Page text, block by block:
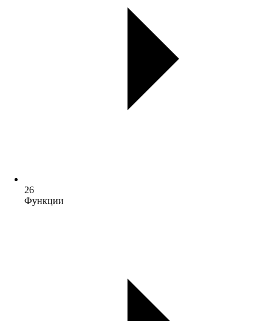
26
Функции